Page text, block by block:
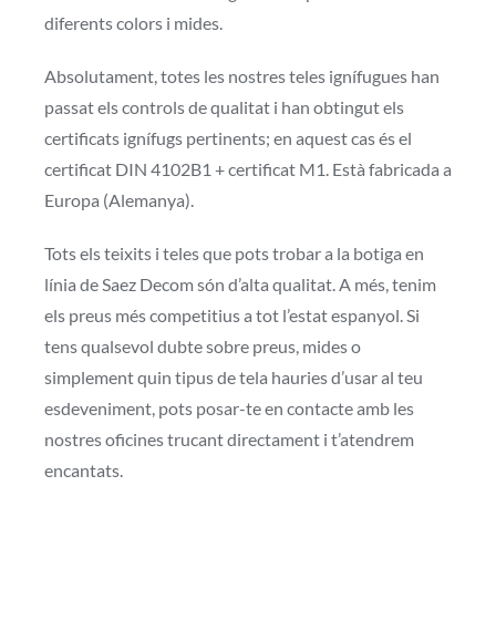
diferents colors i mides.
Absolutament, totes les nostres teles ignífugues han
passat els controls de qualitat i han obtingut els
certificats ignífugs pertinents; en aquest cas és el
certificat DIN 4102B1 + certificat M1. Està fabricada a
Europa (Alemanya).
Tots els teixits i teles que pots trobar a la botiga en
línia de Saez Decom són d’alta qualitat. A més, tenim
els preus més competitius a tot l’estat espanyol. Si
tens qualsevol dubte sobre preus, mides o
simplement quin tipus de tela hauries d’usar al teu
esdeveniment, pots posar-te en contacte amb les
nostres oficines trucant directament i t’atendrem
encantats.